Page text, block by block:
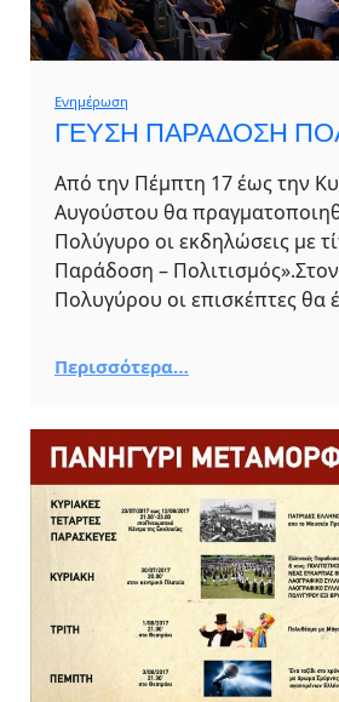
Ενημέρωση
ΓΕΥΣΗ ΠΑΡΑΔΟΣΗ
Από την Πέμπτη 17 έως την
Αυγούστου θα
Πολύγυρο οι εκδηλώσεις με
Παράδοση –
Πολυγύρου οι επισκέπτες θα
Περισσότερα…